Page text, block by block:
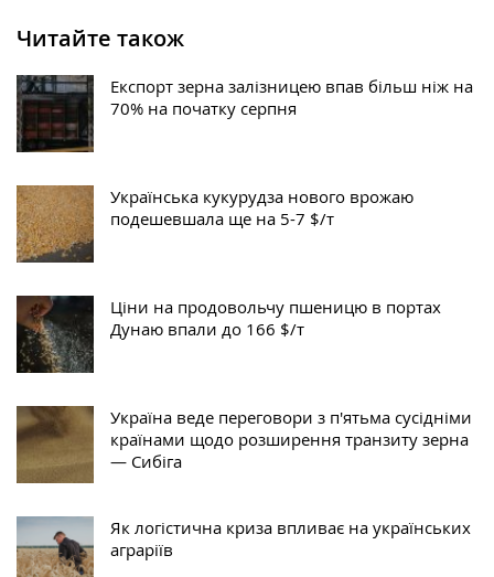
Читайте також
Експорт зерна залізницею впав більш ніж на
70% на початку серпня
Українська кукурудза нового врожаю
подешевшала ще на 5-7 $/т
Ціни на продовольчу пшеницю в портах
Дунаю впали до 166 $/т
Україна веде переговори з п'ятьма сусідніми
країнами щодо розширення транзиту зерна
— Сибіга
Як логістична криза впливає на українських
аграріїв